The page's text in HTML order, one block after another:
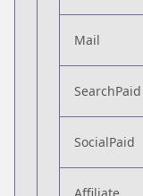
Mail
SearchPaid
SocialPaid